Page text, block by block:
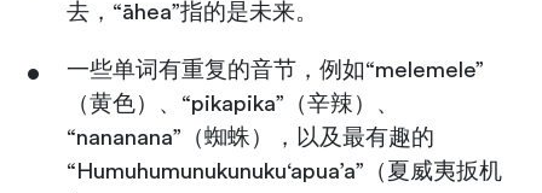
去，“āhea”指的是未来。
一些单词有重复的音节，例如“melemele”
（黄色）、“pikapika”（辛辣）、
“nananana”（蜘蛛），以及最有趣的
“Humuhumunukunuku‘apua’a”（夏威夷扳机